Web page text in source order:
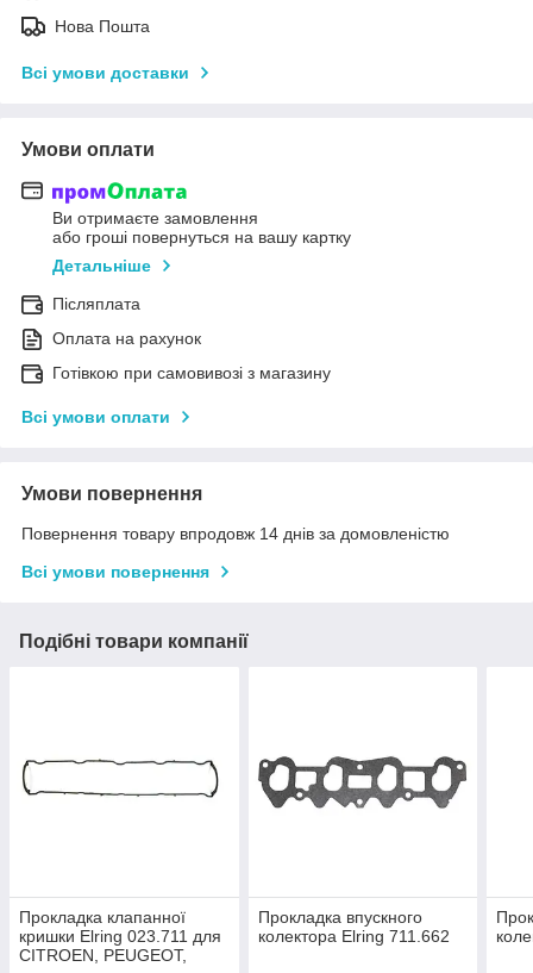
Нова Пошта
Всі умови доставки
Умови оплати
Ви отримаєте замовлення
або гроші повернуться на вашу картку
Детальніше
Післяплата
Оплата на рахунок
Готівкою при самовивозі з магазину
Всі умови оплати
Умови повернення
Повернення товару впродовж 14 днів за домовленістю
Всі умови повернення
Подібні товари компанії
Прокладка клапанної
кришки Elring 023.711 для
CITROEN, PEUGEOT,
Прокладка впускного
колектора Elring 711.662